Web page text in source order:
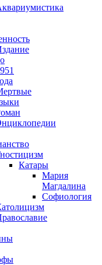
Катары
Мария
Магдалина
Софиология